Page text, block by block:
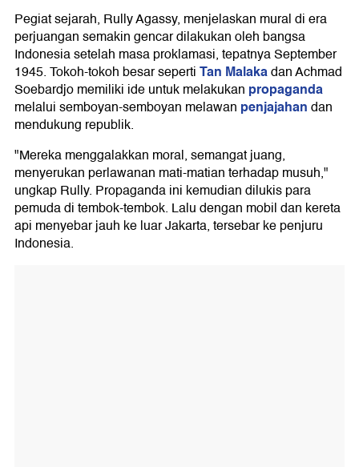
Pegiat sejarah, Rully Agassy, menjelaskan mural di era
perjuangan semakin gencar dilakukan oleh bangsa
Indonesia setelah masa proklamasi, tepatnya September
1945. Tokoh-tokoh besar sepertiTan Malakadan Achmad
Soebardjo memiliki ide untuk melakukan propaganda
melalui semboyan-semboyan melawan penjajahandan
mendukung republik.
"Mereka menggalakkan moral, semangat juang,
menyerukan perlawanan mati-matian terhadap musuh,"
ungkap Rully. Propaganda ini kemudian dilukis para
pemuda di tembok-tembok. Lalu dengan mobil dan kereta
api menyebar jauh ke luar Jakarta, tersebar ke penjuru
Indonesia.